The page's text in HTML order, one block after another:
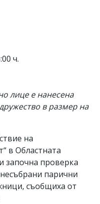
ч.
лице е нанесена
в размер на
на
в Областната
проверка
парични
съобщиха от